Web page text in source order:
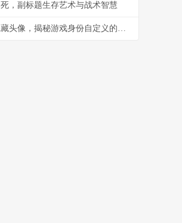
，副标题生存艺术与战术智慧
和平精英怎么换隐藏头像，揭秘游戏身份自定义的艺术，副标题，资深玩家教你解锁个性标识